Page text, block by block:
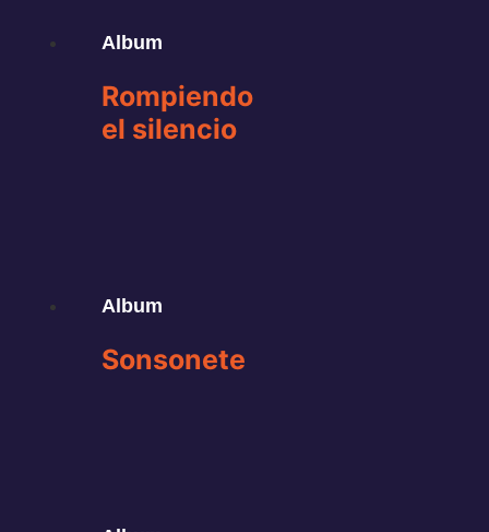
Album
Rompiendo
el silencio
Album
Sonsonete